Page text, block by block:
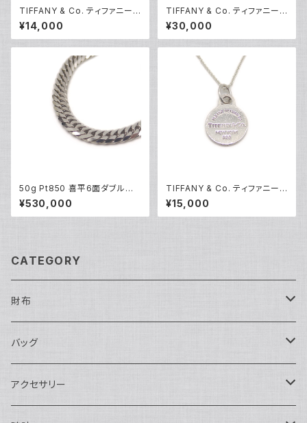
TIFFANY & Co. ティファニー
エルサペレッティ スモールクロ
ス ペンダント ネックレス シルバ
ー925 アズキチェーン Y0523
¥14,000
TIFFANY & Co. ティファニー 1
837 ナロー バングル ブレスレ
ット シルバー925 Y04751
¥30,000
50g Pt850 喜平6面ダブルネッ
クレス プラチナ ネックレスチェ
ーン Y05262
¥530,000
TIFFANY & Co. ティファニー
リターントゥ ラウンドタグ ネック
レス シルバー925 アズキチェー
ン Y05235
¥15,000
CATEGORY
財布
長財布
二つ折り
バッグ
ショルダーバッグ・ボディバッグ
アクセサリー